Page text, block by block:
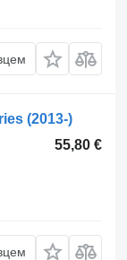
(2013-)
55,80 €